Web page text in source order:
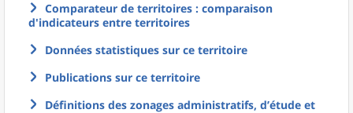
Comparateur de territoires : comparaison
d'indicateurs entre territoires
Données statistiques sur ce territoire
Publications sur ce territoire
Définitions des zonages administratifs, d’étude et